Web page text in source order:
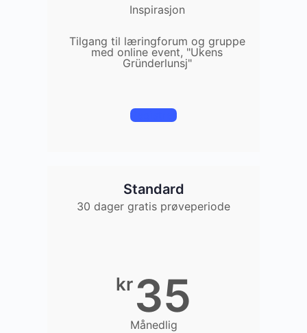
Inspirasjon
Tilgang til læringforum og gruppe
med online event, "Ukens
Gründerlunsj"
Registrer
Standard
30 dager gratis prøveperiode
kr35
Månedlig